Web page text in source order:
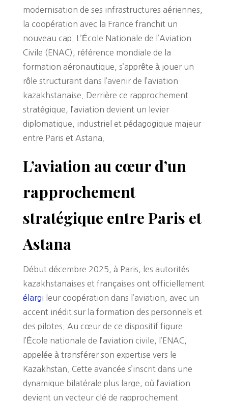
modernisation de ses infrastructures aériennes,
la coopération avec la France franchit un
nouveau cap. L’École Nationale de l’Aviation
Civile (ENAC), référence mondiale de la
formation aéronautique, s’apprête à jouer un
rôle structurant dans l’avenir de l’aviation
kazakhstanaise. Derrière ce rapprochement
stratégique, l’aviation devient un levier
diplomatique, industriel et pédagogique majeur
entre Paris et Astana.
L’aviation au cœur d’un
rapprochement
stratégique entre Paris et
Astana
Début décembre 2025, à Paris, les autorités
kazakhstanaises et françaises ont officiellement
élargi leur coopération dans l’aviation, avec un
accent inédit sur la formation des personnels et
des pilotes. Au cœur de ce dispositif figure
l’École nationale de l’aviation civile, l’ENAC,
appelée à transférer son expertise vers le
Kazakhstan. Cette avancée s’inscrit dans une
dynamique bilatérale plus large, où l’aviation
devient un vecteur clé de rapprochement